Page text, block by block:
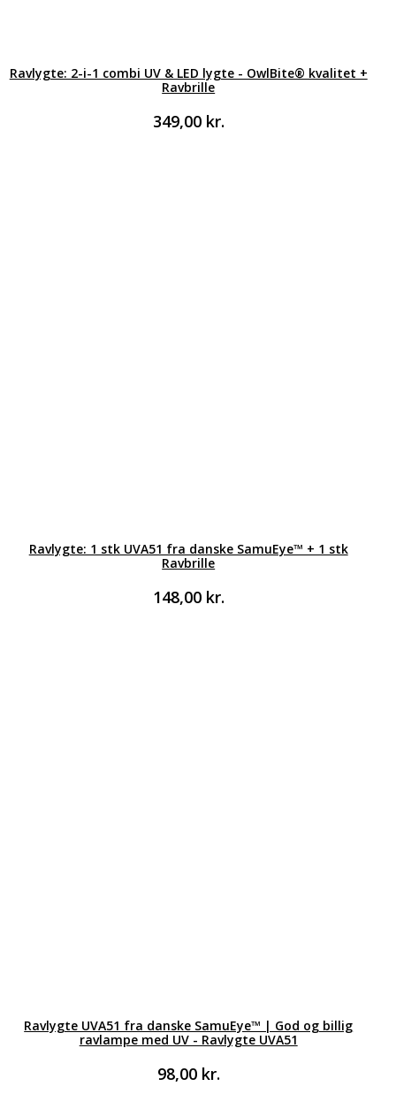
Ravlygte: 2-i-1 combi UV & LED lygte - OwlBite® kvalitet +
Ravbrille
349,00 kr.
Ravlygte: 1 stk UVA51 fra danske SamuEye™ + 1 stk
Ravbrille
148,00 kr.
Ravlygte UVA51 fra danske SamuEye™ | God og billig
ravlampe med UV - Ravlygte UVA51
98,00 kr.